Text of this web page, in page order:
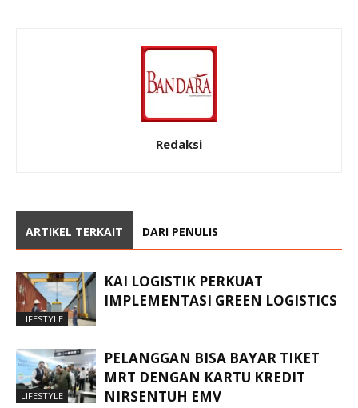
Redaksi
ARTIKEL TERKAIT DARI PENULIS
LIFESTYLE
KAI LOGISTIK PERKUAT
IMPLEMENTASI GREEN LOGISTICS
LIFESTYLE
PELANGGAN BISA BAYAR TIKET
MRT DENGAN KARTU KREDIT
NIRSENTUH EMV